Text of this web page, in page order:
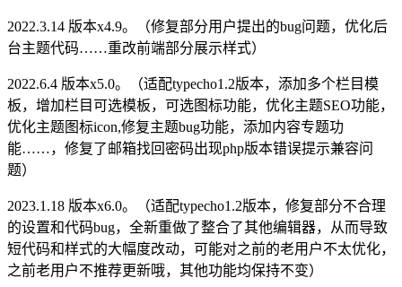
2022.3.14 版本x4.9。（修复部分用户提出的bug问题，优化后
台主题代码……重改前端部分展示样式）
2022.6.4 版本x5.0。（适配typecho1.2版本，添加多个栏目模
板，增加栏目可选模板，可选图标功能，优化主题SEO功能，
优化主题图标icon,修复主题bug功能，添加内容专题功
能……，修复了邮箱找回密码出现php版本错误提示兼容问
题）
2023.1.18 版本x6.0。（适配typecho1.2版本，修复部分不合理
的设置和代码bug，全新重做了整合了其他编辑器，从而导致
短代码和样式的大幅度改动，可能对之前的老用户不太优化，
之前老用户不推荐更新哦，其他功能均保持不变）